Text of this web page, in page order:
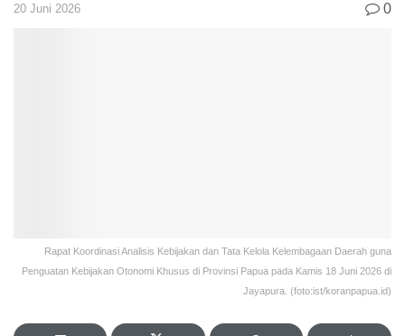
20 Juni 2026 0
Rapat Koordinasi Analisis Kebijakan dan Tata Kelola Kelembagaan Daerah guna
Penguatan Kebijakan Otonomi Khusus di Provinsi Papua pada Kamis 18 Juni 2026 di
Jayapura. (foto:ist/koranpapua.id)